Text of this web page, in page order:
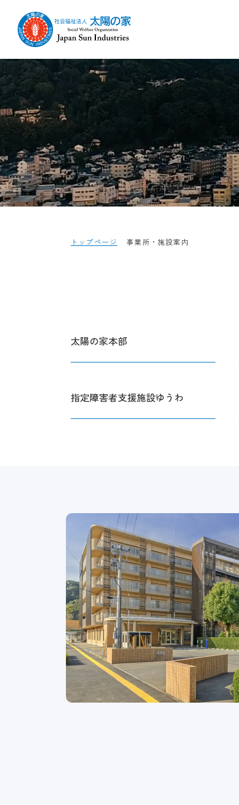
トップページ 事業所・施設案内
太陽の家本部
指定障害者支援施設ゆうわ